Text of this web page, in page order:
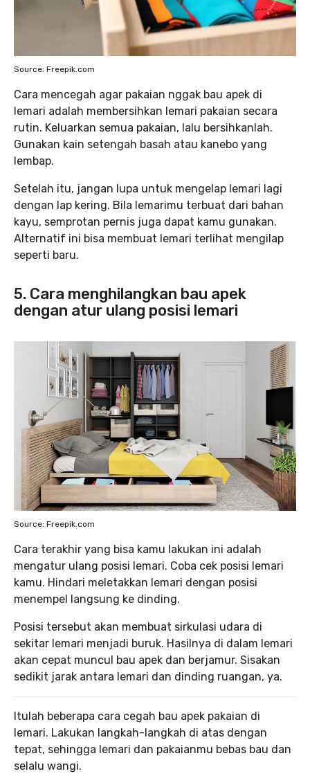
Source: Freepik.com
Cara mencegah agar pakaian nggak bau apek di
lemari adalah membersihkan lemari pakaian secara
rutin. Keluarkan semua pakaian, lalu bersihkanlah.
Gunakan kain setengah basah atau kanebo yang
lembap.
Setelah itu, jangan lupa untuk mengelap lemari lagi
dengan lap kering. Bila lemarimu terbuat dari bahan
kayu, semprotan pernis juga dapat kamu gunakan.
Alternatif ini bisa membuat lemari terlihat mengilap
seperti baru.
5. Cara menghilangkan bau apek
dengan atur ulang posisi lemari
Source: Freepik.com
Cara terakhir yang bisa kamu lakukan ini adalah
mengatur ulang posisi lemari. Coba cek posisi lemari
kamu. Hindari meletakkan lemari dengan posisi
menempel langsung ke dinding.
Posisi tersebut akan membuat sirkulasi udara di
sekitar lemari menjadi buruk. Hasilnya di dalam lemari
akan cepat muncul bau apek dan berjamur. Sisakan
sedikit jarak antara lemari dan dinding ruangan, ya.
Itulah beberapa cara cegah bau apek pakaian di
lemari. Lakukan langkah-langkah di atas dengan
tepat, sehingga lemari dan pakaianmu bebas bau dan
selalu wangi.